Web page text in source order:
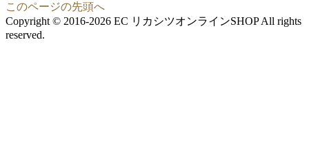
このページの先頭へ
Copyright © 2016-2026 EC リカシツオンラインSHOP All rights
reserved.